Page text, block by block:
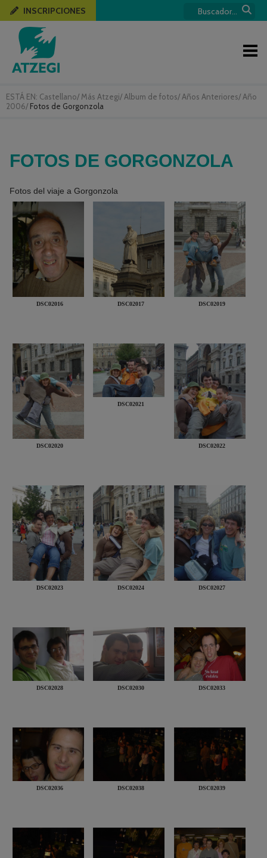
ESTÁ EN: Castellano/ Más Atzegi/ Album de fotos/ Años Anteriores/ Año
2006/ Fotos de Gorgonzola
INSCRIPCIONES
FOTOS DE GORGONZOLA
Fotos del viaje a Gorgonzola
DSC02016 DSC02017 DSC02019
DSC02020
DSC02021
DSC02022
DSC02023 DSC02024 DSC02027
DSC02028 DSC02030 DSC02033
DSC02036 DSC02038 DSC02039